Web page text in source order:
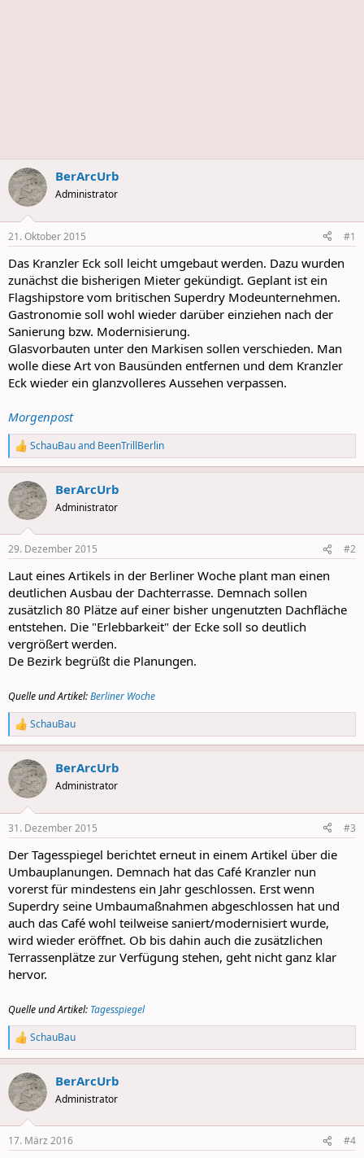
BerArcUrb
Administrator
21. Oktober 2015 #1
Das Kranzler Eck soll leicht umgebaut werden. Dazu wurden
zunächst die bisherigen Mieter gekündigt. Geplant ist ein
Flagshipstore vom britischen Superdry Modeunternehmen.
Gastronomie soll wohl wieder darüber einziehen nach der
Sanierung bzw. Modernisierung.
Glasvorbauten unter den Markisen sollen verschieden. Man
wolle diese Art von Bausünden entfernen und dem Kranzler
Eck wieder ein glanzvolleres Aussehen verpassen.
Morgenpost
R
e
a
c
t
i
s
SchauBauand BeenTrillBerlin
BerArcUrb
Administrator
29. Dezember 2015 #2
Laut eines Artikels in der Berliner Woche plant man einen
deutlichen Ausbau der Dachterrasse. Demnach sollen
zusätzlich 80 Plätze auf einer bisher ungenutzten Dachfläche
entstehen. Die "Erlebbarkeit" der Ecke soll so deutlich
vergrößert werden.
De Bezirk begrüßt die Planungen.
Quelle und Artikel:Berliner Woche
R
e
a
c
t
i
s
SchauBau
BerArcUrb
Administrator
31. Dezember 2015 #3
Der Tagesspiegel berichtet erneut in einem Artikel über die
Umbauplanungen. Demnach hat das Café Kranzler nun
vorerst für mindestens ein Jahr geschlossen. Erst wenn
Superdry seine Umbaumaßnahmen abgeschlossen hat und
auch das Café wohl teilweise saniert/modernisiert wurde,
wird wieder eröffnet. Ob bis dahin auch die zusätzlichen
Terrassenplätze zur Verfügung stehen, geht nicht ganz klar
hervor.
Quelle und Artikel: Tagesspiegel
R
e
a
c
t
i
s
SchauBau
BerArcUrb
Administrator
17. März 2016 #4